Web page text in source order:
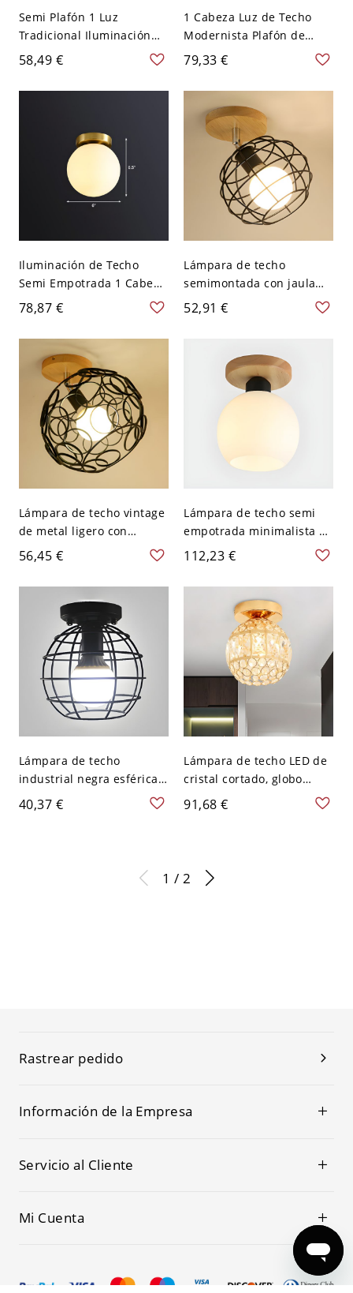
Semi Plafón 1 Luz
Tradicional Iluminación
de Techo de Metal en
Negro para Corredor - 110
A 120 V Negro Globo
58,49 €
1 Cabeza Luz de Techo
Modernista Plafón de
Madera en Beige para
Pasillo - 110 A 120 V
Madera Globo
79,33 €
Iluminación de Techo
Semi Empotrada 1 Cabeza
Lámpara de Techo
Posmoderna de Metal en
Latón - 110 A 120 V Latón
Globo
78,87 €
Lámpara de techo
semimontada con jaula
metálica negra y globo
para baño
52,91 €
Lámpara de techo vintage
de metal ligero con
pantalla de globo negro
56,45 €
Lámpara de techo semi
empotrada minimalista de
1 luz con globo de vidrio
madera para pasillos
112,23 €
Lámpara de techo
industrial negra esférica
con jaula metálica para
pasillo
40,37 €
Lámpara de techo LED de
cristal cortado, globo
dorado simple, montaje
empotrado para pasillo
91,68 €
1 / 2
Rastrear pedido
Información de la Empresa
Servicio al Cliente
Mi Cuenta